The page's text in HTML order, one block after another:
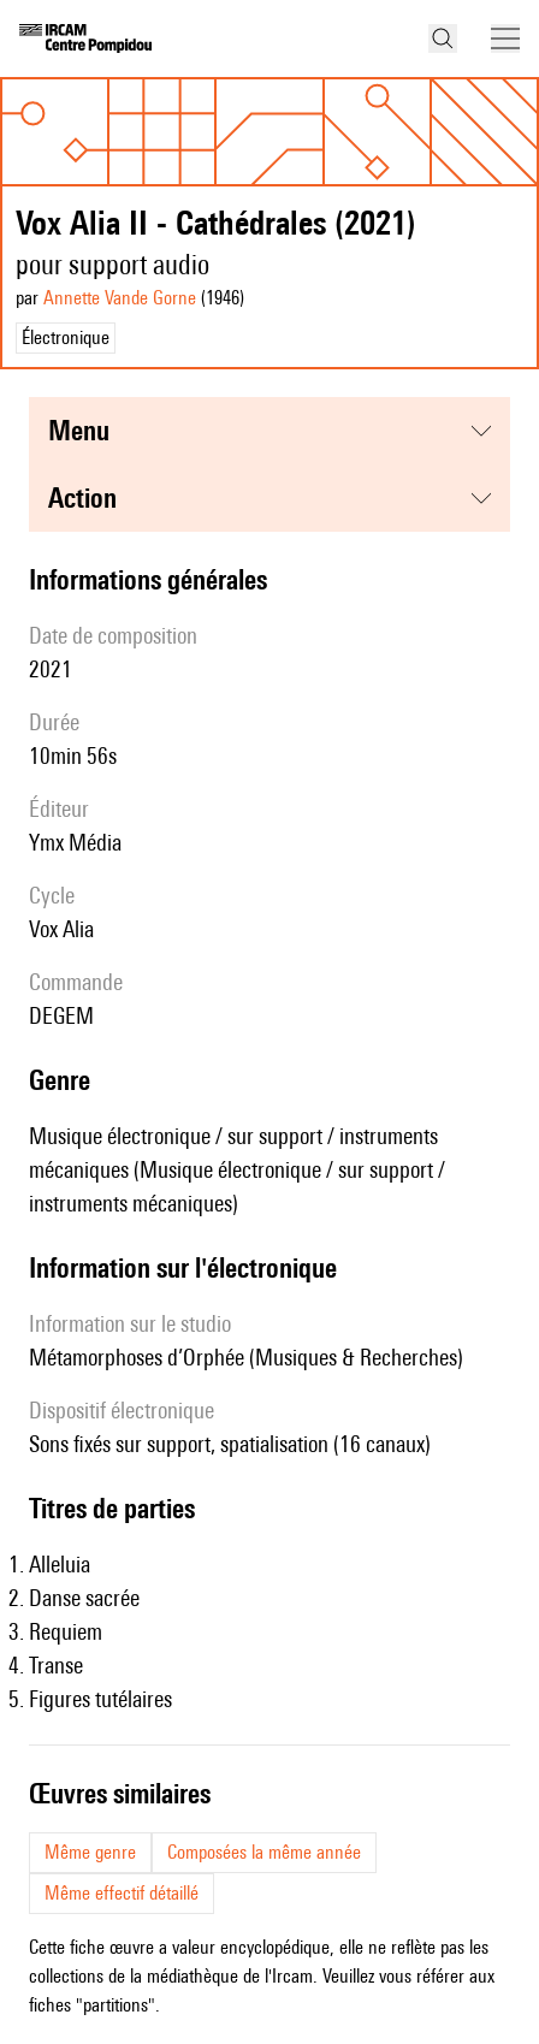
Vox Alia II - Cathédrales (2021)
pour support audio
par Annette Vande Gorne (1946)
Électronique
menu
action
informations générales
date de composition
2021
durée
10min 56s
éditeur
Ymx Média
Cycle
Vox Alia
Commande
DEGEM
genre
Musique électronique / sur support / instruments
mécaniques (Musique électronique / sur support /
instruments mécaniques)
Information sur l'électronique
Information sur le studio
Métamorphoses d’Orphée (Musiques & Recherches)
Dispositif électronique
sons fixés sur support, spatialisation (16 canaux)
Titres de parties
Alleluia
Danse sacrée
Requiem
Transe
Figures tutélaires
œuvres similaires
Même genre
Composées la même année
Même effectif détaillé
Cette fiche œuvre a valeur encyclopédique, elle ne reflète pas les
collections de la médiathèque de l'Ircam. Veuillez vous référer aux
fiches "partitions".